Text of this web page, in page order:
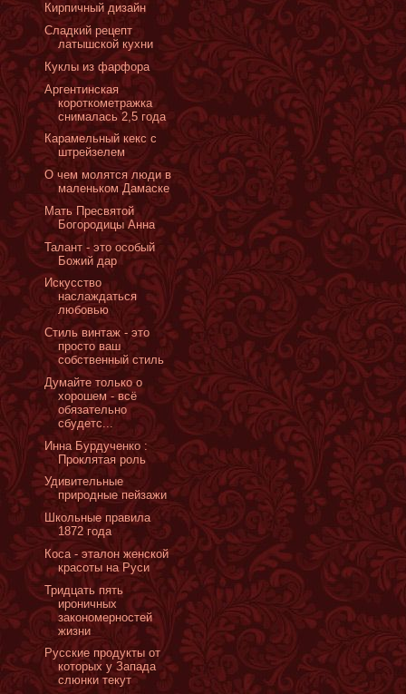
Кирпичный дизайн
Сладкий рецепт
латышской кухни
Куклы из фарфора
Аргентинская
короткометражка
снималась 2,5 года
Карамельный кекс с
штрейзелем
О чем молятся люди в
маленьком Дамаске
Мать Пресвятой
Богородицы Анна
Талант - это особый
Божий дар
Искусство
наслаждаться
любовью
Стиль винтаж - это
просто ваш
собственный стиль
Думайте только о
хорошем - всё
обязательно
сбудетс...
Инна Бурдученко :
Проклятая роль
Удивительные
природные пейзажи
Школьные правила
1872 года
Коса - эталон женской
красоты на Руси
Тридцать пять
ироничных
закономерностей
жизни
Русские продукты от
которых у Запада
слюнки текут